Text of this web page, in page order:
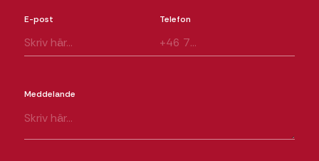
E-post Telefon
Meddelande